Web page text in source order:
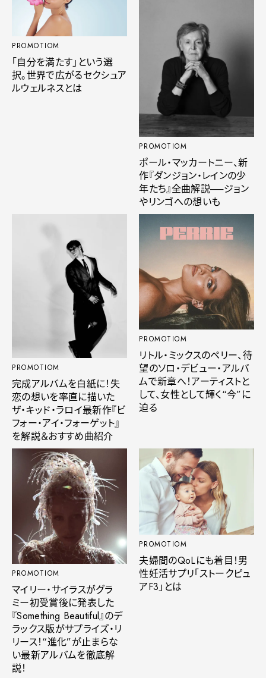
PROMOTIOM
「自分を満たす」という選
択。世界で広がるセクシュア
ルウェルネスとは
PROMOTIOM
ポール・マッカートニー、新
作『ダンジョン・レインの少
年たち』全曲解説──ジョン
やリンゴへの想いも
PROMOTIOM
完成アルバムを白紙に！失
恋の想いを率直に描いた
ザ・キッド・ラロイ最新作『ビ
フォー・アイ・フォーゲット』
を解説＆おすすめ曲紹介
PROMOTIOM
リトル・ミックスのペリー、待
望のソロ・デビュー・アルバ
ムで新章へ！アーティストと
して、女性として輝く“今”に
迫る
PROMOTIOM
マイリー・サイラスがグラ
ミー初受賞後に発表した
『Something Beautiful』のデ
ラックス版がサプライズ・リ
リース！“進化”が止まらな
い最新アルバムを徹底解
説！
PROMOTIOM
夫婦間のQoLにも着目！男
性妊活サプリ「ストークピュ
アF3」とは